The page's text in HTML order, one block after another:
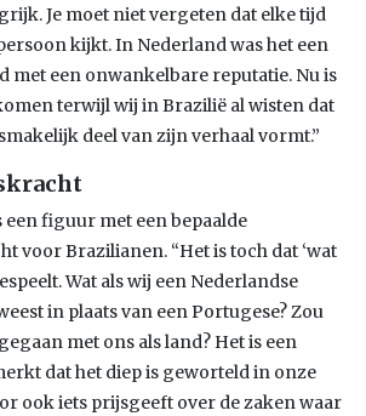
Je moet niet vergeten dat elke tijd
kijkt. In Nederland was het een
met een onwankelbare reputatie. Nu is
terwijl wij in Brazilië al wisten dat
deel van zijn verhaal vormt.”
figuur met een bepaalde
voor Brazilianen. “Het is toch dat ‘wat
Wat als wij een Nederlandse
in plaats van een Portugese? Zou
met ons als land? Het is een
dat het diep is geworteld in onze
ook iets prijsgeeft over de zaken waar